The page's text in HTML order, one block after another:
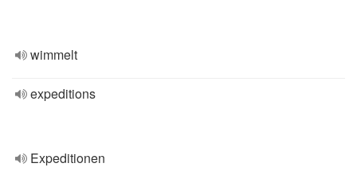
wimmelt
expeditions
Expeditionen